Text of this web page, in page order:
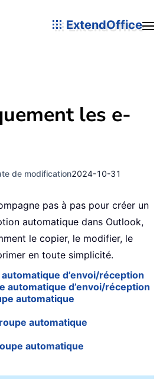
ExtendOffice
les e-
de modification2024-10-31
pas à pas pour créer un
automatique dans Outlook,
le copier, le modifier, le
en toute simplicité.
d’envoi/réception
automatique d’envoi/réception
automatique
automatique
automatique